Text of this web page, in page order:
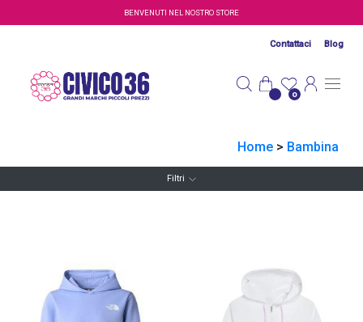
Salta al contenuto principaleBENVENUTI NEL NOSTRO STORE
Contattaci Blog
0
Home > Bambina
Filtri